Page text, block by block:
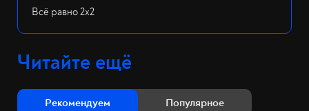
Всё равно 2х2
Читайте ещё
Рекомендуем Популярное